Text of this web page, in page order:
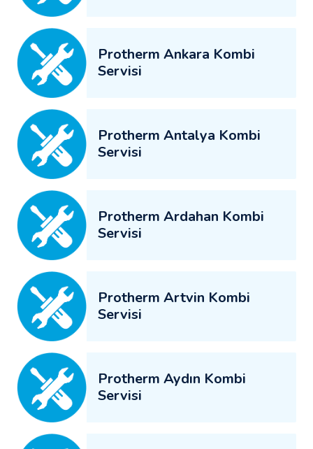
Protherm Ankara Kombi
Servisi
Protherm Antalya Kombi
Servisi
Protherm Ardahan Kombi
Servisi
Protherm Artvin Kombi
Servisi
Protherm Aydın Kombi
Servisi